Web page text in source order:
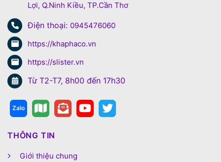
Lợi, Q.Ninh Kiều, TP.Cần Thơ
Điện thoại: 0945476060
https://khaphaco.vn
https://slister.vn
Từ T2-T7, 8h00 đến 17h30
THÔNG TIN
Giới thiệu chung